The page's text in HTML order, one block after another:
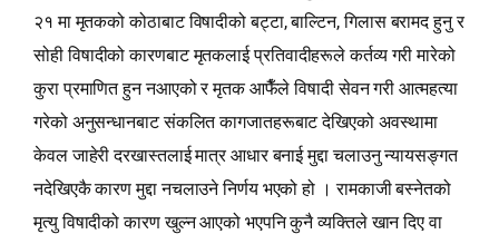
२१ मा मृतकको कोठाबाट विषादीको बट्टा, बाल्टिन, गिलास बरामद हुनु र
सोही विषादीको कारणबाट मृतकलाई प्रतिवादीहरूले कर्तव्य गरी मारेको
कुरा प्रमाणित हुन नआएको र मृतक आफैँले विषादी सेवन गरी आत्महत्या
गरेको अनुसन्धानबाट संकलित कागजातहरूबाट देखिएको अवस्थामा
केवल जाहेरी दरखास्तलाई मात्र आधार बनाई मुद्दा चलाउनु न्यायसङ्गत
नदेखिएकै कारण मुद्दा नचलाउने निर्णय भएको हो । रामकाजी बस्नेतको
मृत्यु विषादीको कारण खुल्न आएको भएपनि कुनै व्यक्तिले खान दिए वा